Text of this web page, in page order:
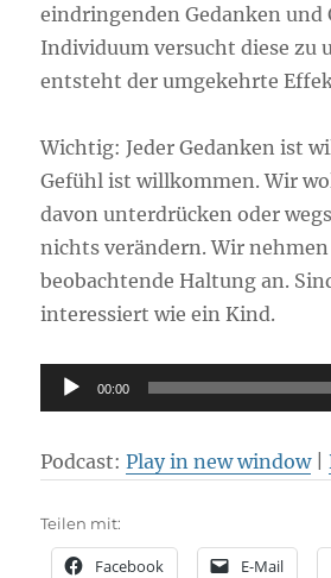
eindringenden Gedanken und
Individuum versucht diese zu
entsteht der umgekehrte
Wichtig: Jeder Gedanken ist
Gefühl ist willkommen. Wir
davon unterdrücken oder
nichts verändern. Wir nehmen
beobachtende Haltung an.
interessiert wie ein Kind.
Audio-
Player
00:00
Podcast:Play in new window|
Teilen mit:
Facebook E-Mail